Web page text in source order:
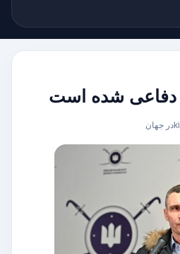
دفاعی شده است
در جهان